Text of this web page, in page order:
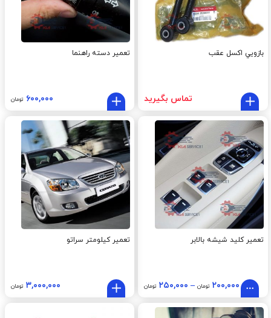
بازويي اکسل عقب
تماس بگیرید
تعمیر دسته راهنما
۶۰۰,۰۰۰ تومان
تعمیر کلید شیشه بالابر
۲۰۰,۰۰۰ تومان– ۲۵۰,۰۰۰ تومان
تعمیر کیلومتر سراتو
۳,۰۰۰,۰۰۰ تومان